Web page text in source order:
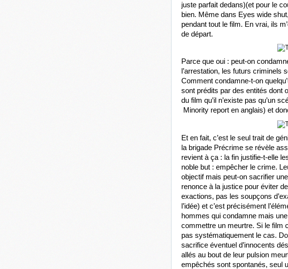
juste parfait dedans)(et pour le
bien. Même dans Eyes wide
pendant tout le film. En vrai, ils
de départ.
Parce que oui : peut-on
l’arrestation, les futurs
Comment condamne-t-on
sont prédits par des entités dont
du film qu’il n’existe pas qu’un
Minority report en anglais) et
Et en fait, c’est le seul trait de
la brigade Précrime se révèle
revient à ça : la fin justifie-t-elle
noble but : empêcher le crime.
objectif mais peut-on sacrifier
renonce à la justice pour éviter
exactions, pas les soupçons
l’idée) et c’est précisément
hommes qui condamne mais
commettre un meurtre. Si le film
pas systématiquement le cas.
sacrifice éventuel d’innocents
allés au bout de leur pulsion
empêchés sont spontanés, seul